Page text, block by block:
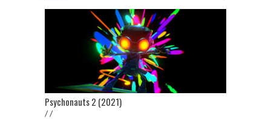
Psychonauts 2 (2021)
/ /